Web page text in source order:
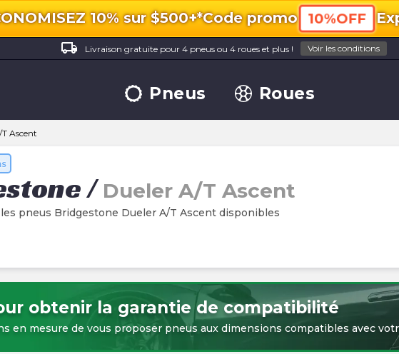
10% sur $500+*Code promo 10%OFF
local_shipping
Livraison gratuite pour 4 pneus ou 4 roues et plus ! Voir les conditions
Pneus Roues
Ascent
/ Dueler A/T Ascent
pneus Bridgestone Dueler A/T Ascent disponibles
obtenir la garantie de compatibilité
en mesure de vous proposer pneus aux dimensions compatibles avec